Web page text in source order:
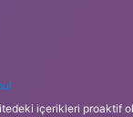
içerikleri proaktif